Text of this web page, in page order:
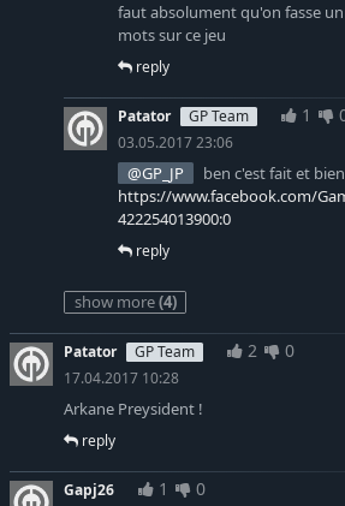
faut absolument qu'on fasse
mots sur ce jeu
reply
Patator GP Team 1
03.05.2017 23:06
@GP_JP
ben c'est fait et
https://www.facebook.com/
422254013900:0
reply
show more(4)
Patator GP Team 2 0
17.04.2017 10:28
Arkane Preysident !
reply
Gapj26 1 0